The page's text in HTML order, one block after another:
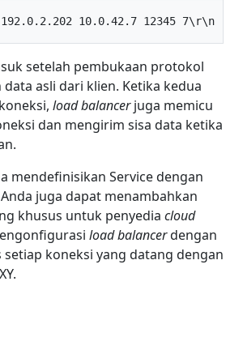
setelah pembukaan protokol
data asli dari klien. Ketika kedua
load balancerjuga memicu
dan mengirim sisa data ketika
mendefinisikan Service dengan
juga dapat menambahkan
khusus untuk penyedia cloud
load balancerdengan
koneksi yang datang dengan